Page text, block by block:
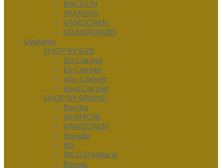
BACKUN
YAMAHA
VANDOREN
SELMER PARIS
Ligatures
SHOP BY SIZE
Bb Clarinet
Eb Clarinet
Alto Clarinet
Bass Clarinet
SHOP BY BRAND
Bambu
ISHIMORI
VANDOREN
Bonade
BG
RICO D'addario
Rovner